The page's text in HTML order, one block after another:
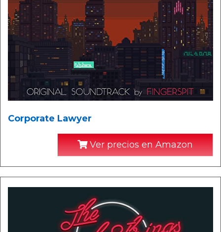
Corporate Lawyer
Ver precios en Amazon